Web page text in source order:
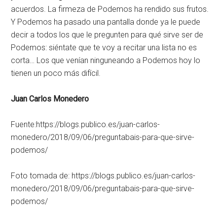
acuerdos. La firmeza de Podemos ha rendido sus frutos.
Y Podemos ha pasado una pantalla donde ya le puede
decir a todos los que le pregunten para qué sirve ser de
Podemos: siéntate que te voy a recitar una lista no es
corta… Los que venían ninguneando a Podemos hoy lo
tienen un poco más difícil.
Juan Carlos Monedero
Fuente:https://blogs.publico.es/juan-carlos-
monedero/2018/09/06/preguntabais-para-que-sirve-
podemos/
Foto tomada de: https://blogs.publico.es/juan-carlos-
monedero/2018/09/06/preguntabais-para-que-sirve-
podemos/